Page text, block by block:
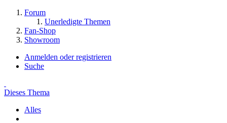
Forum
Unerledigte Themen
Fan-Shop
Showroom
Anmelden oder registrieren
Suche
Dieses Thema
Alles